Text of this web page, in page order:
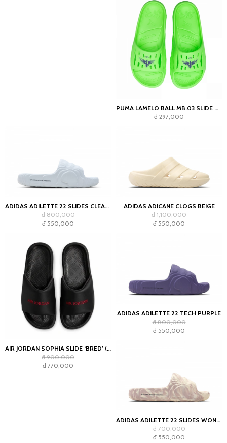
PUMA LAMELO BALL MB.03 SLIDE GREEN GECKO
đ 297,000
ADIDAS ADILETTE 22 SLIDES CLEAR GREY
đ 800,000
đ 550,000
ADIDAS ADICANE CLOGS BEIGE
đ 1,100,000
đ 550,000
AIR JORDAN SOPHIA SLIDE ‘BRED’ (WMNS)
đ 900,000
đ 770,000
ADIDAS ADILETTE 22 TECH PURPLE
đ 800,000
đ 550,000
ADIDAS ADILETTE 22 SLIDES WONDER TAUPE
đ 700,000
đ 550,000